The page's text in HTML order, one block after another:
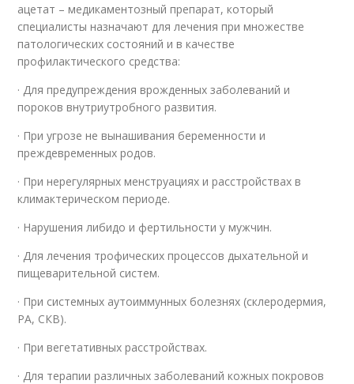
ацетат – медикаментозный препарат, который
специалисты назначают для лечения при множестве
патологических состояний и в качестве
профилактического средства:
· Для предупреждения врожденных заболеваний и
пороков внутриутробного развития.
· При угрозе не вынашивания беременности и
преждевременных родов.
· При нерегулярных менструациях и расстройствах в
климактерическом периоде.
· Нарушения либидо и фертильности у мужчин.
· Для лечения трофических процессов дыхательной и
пищеварительной систем.
· При системных аутоиммунных болезнях (склеродермия,
РА, СКВ).
· При вегетативных расстройствах.
· Для терапии различных заболеваний кожных покровов